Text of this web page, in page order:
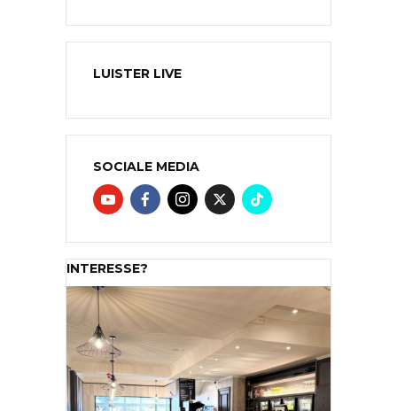
LUISTER LIVE
SOCIALE MEDIA
INTERESSE?